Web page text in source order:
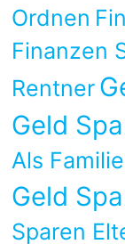
Ordnen
Finanzen
Rentner
Geld
Als Familie
Geld
Sparen